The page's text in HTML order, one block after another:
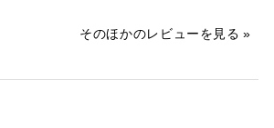
店舗から
そのほかのレビューを見る